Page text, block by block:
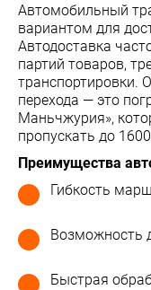
Автомобильный
вариантом для
Автодоставка
партий товаров,
транспортировки.
перехода — это
Маньчжурия»,
пропускать до
Преимущества
Гибкость
Возможность
Быстрая